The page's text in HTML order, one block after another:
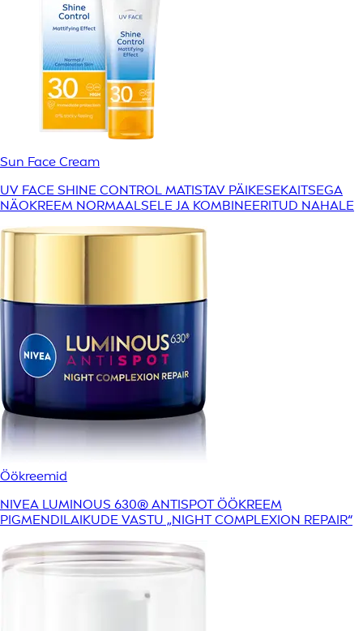
Sun Face Cream
UV FACE SHINE CONTROL MATISTAV PÄIKESEKAITSEGA
NÄOKREEM NORMAALSELE JA KOMBINEERITUD NAHALE
Öökreemid
NIVEA LUMINOUS 630® ANTISPOT ÖÖKREEM
PIGMENDILAIKUDE VASTU „NIGHT COMPLEXION REPAIR“